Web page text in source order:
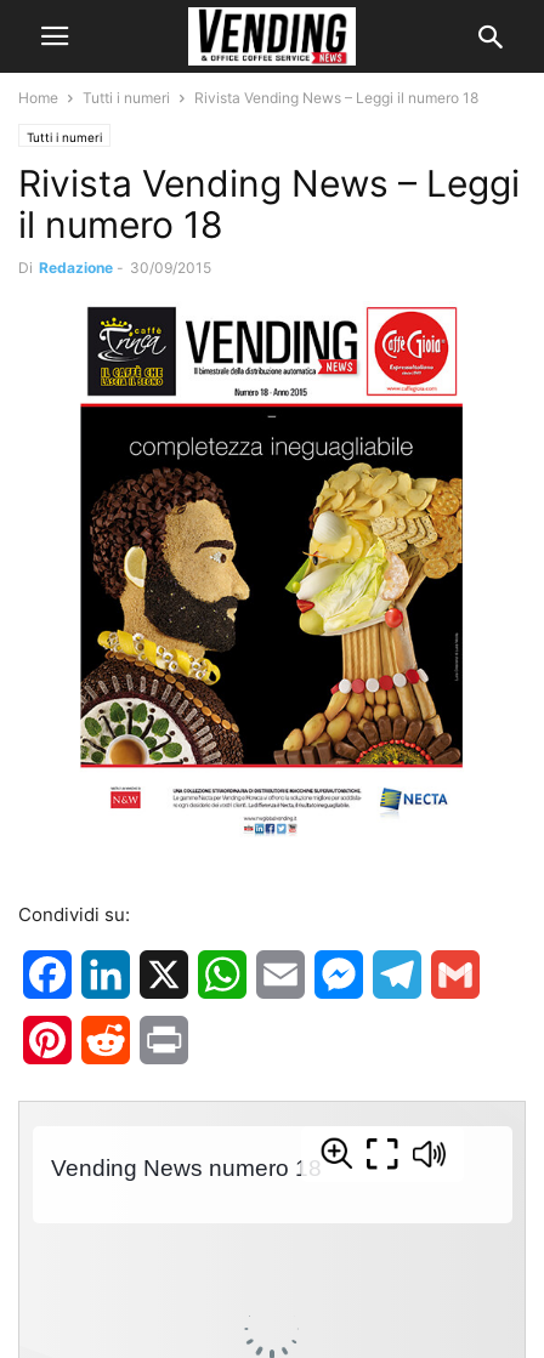
Home Tutti i numeri Rivista Vending News – Leggi il numero 18
Tutti i numeri
Rivista Vending News – Leggi
il numero 18
Di Redazione - 30/09/2015
Condividi su:
FacebookLinkedIn WhatsApp
Email MessengerTelegram
PinterestReddit